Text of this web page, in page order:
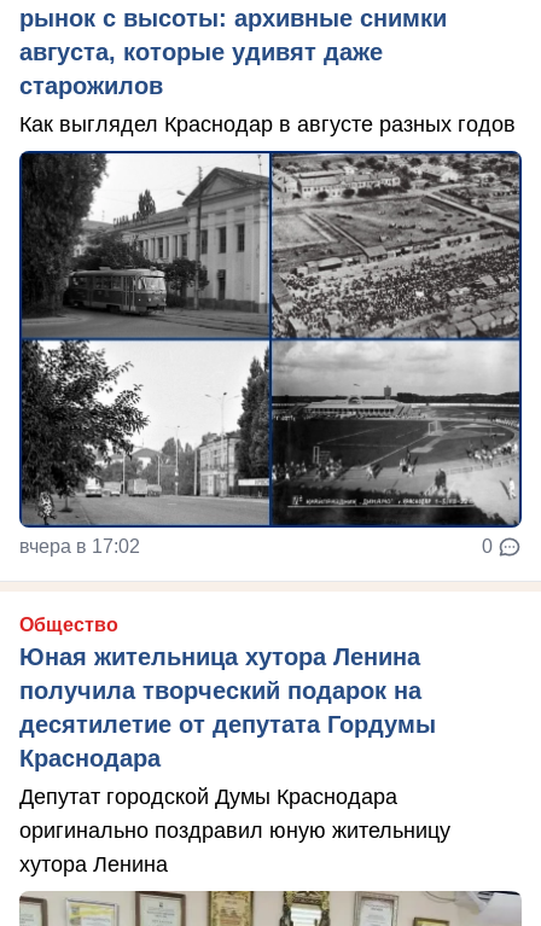
рынок с высоты: архивные снимки
августа, которые удивят даже
старожилов
Как выглядел Краснодар в августе разных годов
вчера в 17:02 0
Общество
Юная жительница хутора Ленина
получила творческий подарок на
десятилетие от депутата Гордумы
Краснодара
Депутат городской Думы Краснодара
оригинально поздравил юную жительницу
хутора Ленина